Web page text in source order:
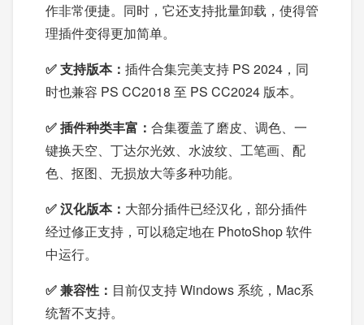
作非常便捷。同时，它还支持批量卸载，使得管
理插件变得更加简单。
✅ 支持版本： 插件合集完美支持 PS 2024，同
时也兼容 PS CC2018 至 PS CC2024 版本。
✅ 插件种类丰富： 合集覆盖了磨皮、调色、一
键换天空、丁达尔光效、水波纹、工笔画、配
色、抠图、无损放大等多种功能。
✅ 汉化版本： 大部分插件已经汉化，部分插件
经过修正支持，可以稳定地在 PhotoShop 软件
中运行。
✅ 兼容性： 目前仅支持 Windows 系统，Mac系
统暂不支持。